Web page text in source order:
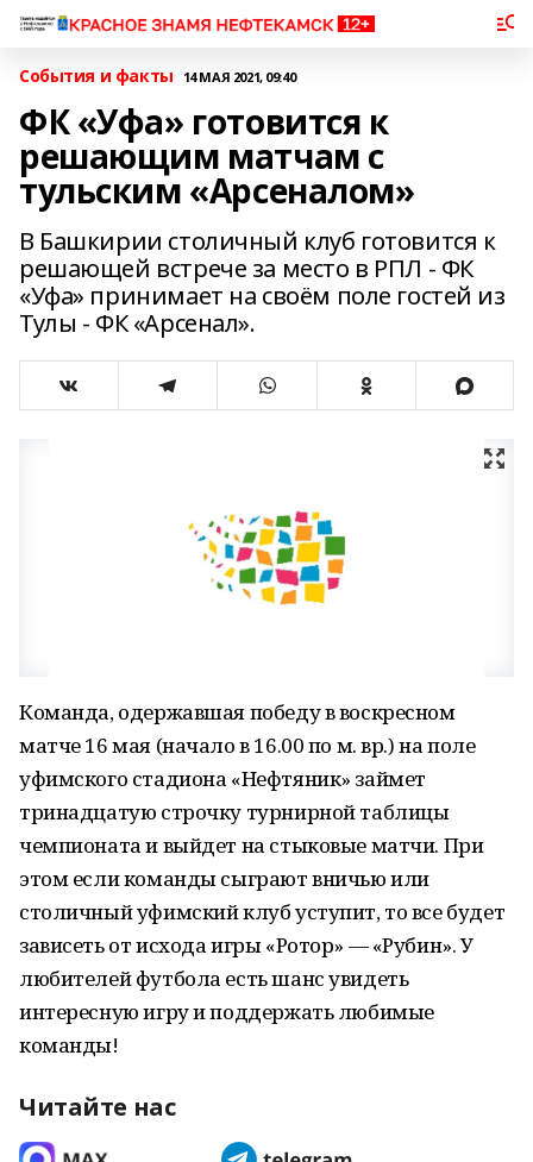
События и факты 14 МАЯ 2021, 09:40
ФК «Уфа» готовится к
решающим матчам с
тульским «Арсеналом»
В Башкирии столичный клуб готовится к
решающей встрече за место в РПЛ - ФК
«Уфа» принимает на своём поле гостей из
Тулы - ФК «Арсенал».
Команда, одержавшая победу в воскресном
матче 16 мая (начало в 16.00 по м. вр.)на поле
уфимского стадиона «Нефтяник» займет
тринадцатую строчку турнирной таблицы
чемпионата и выйдет на стыковые матчи. При
этом если команды сыграют вничью или
столичный уфимский клуб уступит, то все будет
зависеть от исхода игры «Ротор» — «Рубин». У
любителей футбола есть шанс увидеть
интересную игру и поддержать любимые
команды!
Читайте нас